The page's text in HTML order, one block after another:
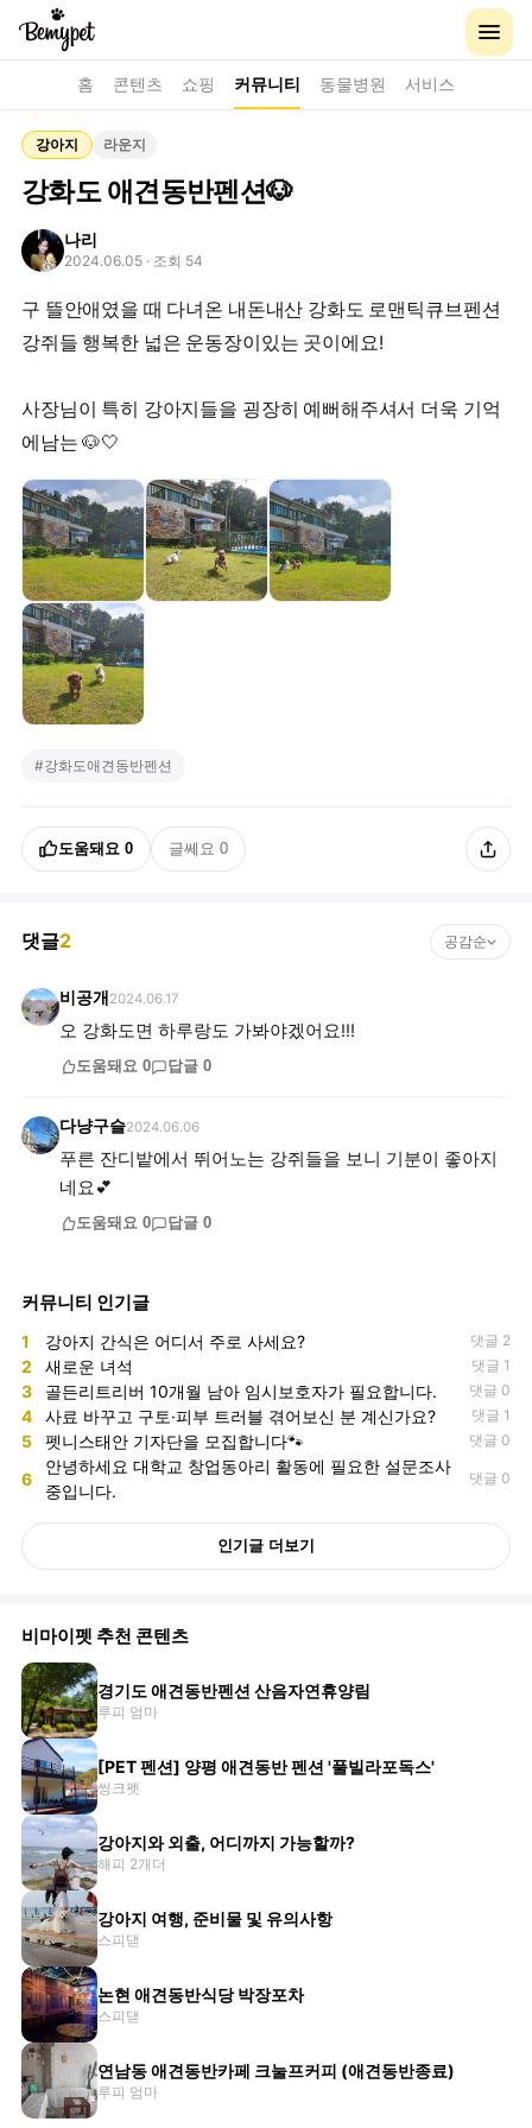
홈 콘텐츠 쇼핑 커뮤니티 동물병원 서비스
강아지 라운지
강화도 애견동반펜션🐶
나리
2024.06.05 · 조회 54
구 뜰안애였을 때 다녀온 내돈내산 강화도 로맨틱큐브펜션
강쥐들 행복한 넓은 운동장이있는 곳이에요!
사장님이 특히 강아지들을 굉장히 예뻐해주셔서 더욱 기억
에남는 🐶🤍
#강화도애견동반펜션
도움돼요 0 글쎄요 0
댓글2 공감순
비공개 2024.06.17
오 강화도면 하루랑도 가봐야겠어요!!!
도움돼요 0 답글 0
다냥구슬2024.06.06
푸른 잔디밭에서 뛰어노는 강쥐들을 보니 기분이 좋아지
네요💕
도움돼요 0 답글 0
커뮤니티 인기글
1 강아지 간식은 어디서 주로 사세요? 댓글 2
2 새로운 녀석 댓글 1
3 골든리트리버 10개월 남아 임시보호자가 필요합니다. 댓글 0
4 사료 바꾸고 구토·피부 트러블 겪어보신 분 계신가요? 댓글 1
5 펫니스태안 기자단을 모집합니다🐾 댓글 0
6
안녕하세요 대학교 창업동아리 활동에 필요한 설문조사
중입니다.
댓글 0
인기글 더보기
비마이펫 추천 콘텐츠
경기도 애견동반펜션 산음자연휴양림
루피 엄마
[PET 펜션] 양평 애견동반 펜션 '풀빌라포독스'
씽크펫
강아지와 외출, 어디까지 가능할까?
해피 2개더
강아지 여행, 준비물 및 유의사항
스피댇
논현 애견동반식당 박장포차
스피댇
연남동 애견동반카페 크눌프커피 (애견동반종료)
루피 엄마